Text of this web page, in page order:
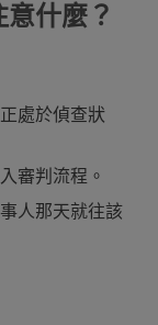
什麼？
處於偵查狀
審判流程。
人那天就往該